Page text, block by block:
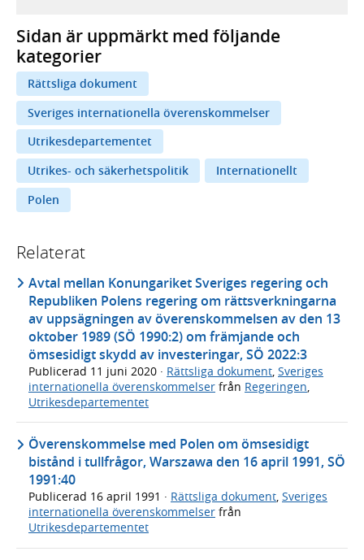
Sidan är uppmärkt med följande
kategorier
Rättsliga dokument
Sveriges internationella överenskommelser
Utrikesdepartementet
Utrikes- och säkerhetspolitik
Internationellt
Polen
Relaterat
Avtal mellan Konungariket Sveriges regering och
Republiken Polens regering om rättsverkningarna
av uppsägningen av överenskommelsen av den 13
oktober 1989 (SÖ 1990:2) om främjande och
ömsesidigt skydd av investeringar, SÖ 2022:3
Publicerad 11 juni 2020 · Rättsliga dokument Sveriges
internationella överenskommelser från Regeringen
Utrikesdepartementet
Överenskommelse med Polen om ömsesidigt
bistånd i tullfrågor, Warszawa den 16 april 1991, SÖ
1991:40
Publicerad 16 april 1991 · Rättsliga dokument, Sveriges
internationella överenskommelser från
Utrikesdepartementet